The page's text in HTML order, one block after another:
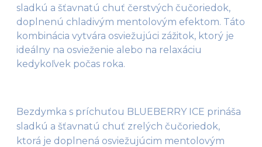
sladkú a šťavnatú chuť čerstvých čučoriedok,
doplnenú chladivým mentolovým efektom. Táto
kombinácia vytvára osviežujúci zážitok, ktorý je
ideálny na osvieženie alebo na relaxáciu
kedykoľvek počas roka.
Bezdymka s príchuťou BLUEBERRY ICE prináša
sladkú a šťavnatú chuť zrelých čučoriedok,
ktorá je doplnená osviežujúcim mentolovým